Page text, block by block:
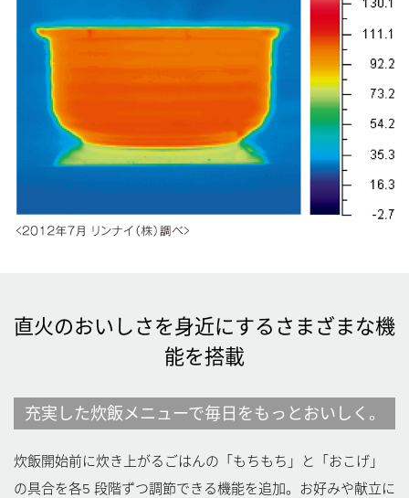
直火のおいしさを身近にするさまざまな機
能を搭載
充実した炊飯メニューで毎日をもっとおいしく。
炊飯開始前に炊き上がるごはんの「もちもち」と「おこげ」
の具合を各5 段階ずつ調節できる機能を追加。お好みや献立に